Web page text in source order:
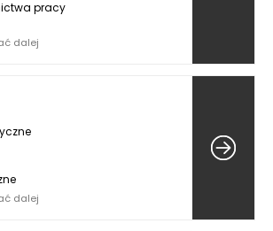
pracy
dalej
dalej